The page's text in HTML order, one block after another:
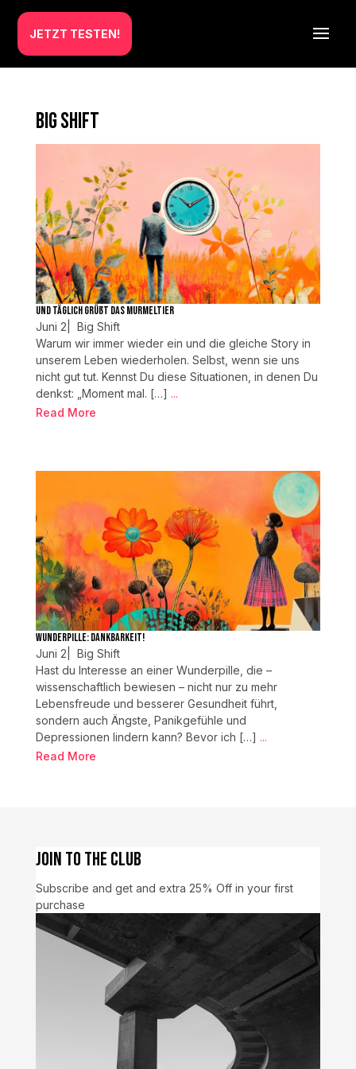
JETZT TESTEN!
Big Shift
Und täglich grüßt das Murmeltier
Juni 2
Big Shift
Warum wir immer wieder ein und die gleiche Story in
unserem Leben wiederholen. Selbst, wenn sie uns
nicht gut tut. Kennst Du diese Situationen, in denen Du
denkst: „Moment mal. […] ...
Read More
Wunderpille: Dankbarkeit!
Juni 2
Big Shift
Hast du Interesse an einer Wunderpille, die –
wissenschaftlich bewiesen – nicht nur zu mehr
Lebensfreude und besserer Gesundheit führt,
sondern auch Ängste, Panikgefühle und
Depressionen lindern kann? Bevor ich […] ...
Read More
Join to the Club
Subscribe and get and extra 25% Off in your first
purchase